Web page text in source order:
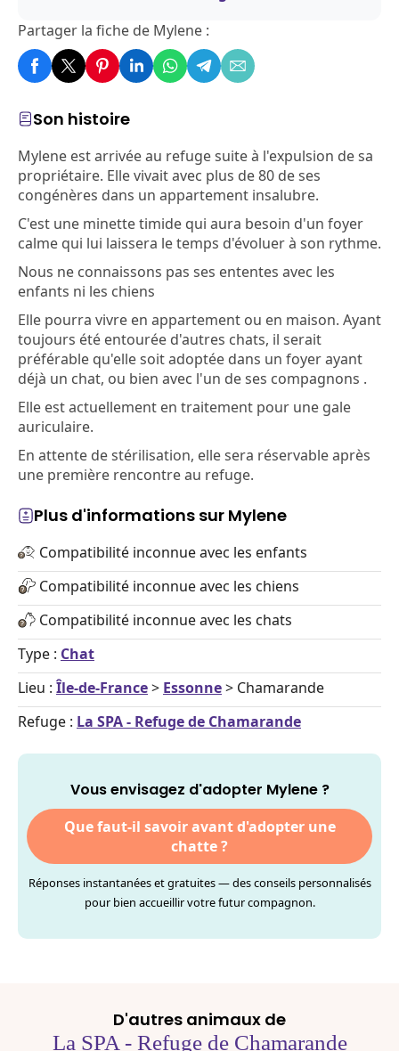
Son histoire
Mylene est arrivée au refuge suite à l'expulsion de sa
propriétaire. Elle vivait avec plus de 80 de ses
congénères dans un appartement insalubre.
C'est une minette timide qui aura besoin d'un foyer
calme qui lui laissera le temps d'évoluer à son rythme.
Nous ne connaissons pas ses ententes avec les
enfants ni les chiens
Elle pourra vivre en appartement ou en maison. Ayant
toujours été entourée d'autres chats, il serait
préférable qu'elle soit adoptée dans un foyer ayant
déjà un chat, ou bien avec l'un de ses compagnons .
Elle est actuellement en traitement pour une gale
auriculaire.
En attente de stérilisation, elle sera réservable après
une première rencontre au refuge.
Plus d'informations sur Mylene
Compatibilité inconnue avec les enfants
Compatibilité inconnue avec les chiens
Compatibilité inconnue avec les chats
Type : Chat
Lieu : Île-de-France> Essonne> Chamarande
Refuge : La SPA - Refuge de Chamarande
Vous envisagez d'adopter Mylene ?
Que faut-il savoir avant d'adopter une
chatte ?
Réponses instantanées et gratuites — des conseils personnalisés
pour bien accueillir votre futur compagnon.
Partager la fiche de Mylene :
D'autres animaux de
La SPA - Refuge de Chamarande